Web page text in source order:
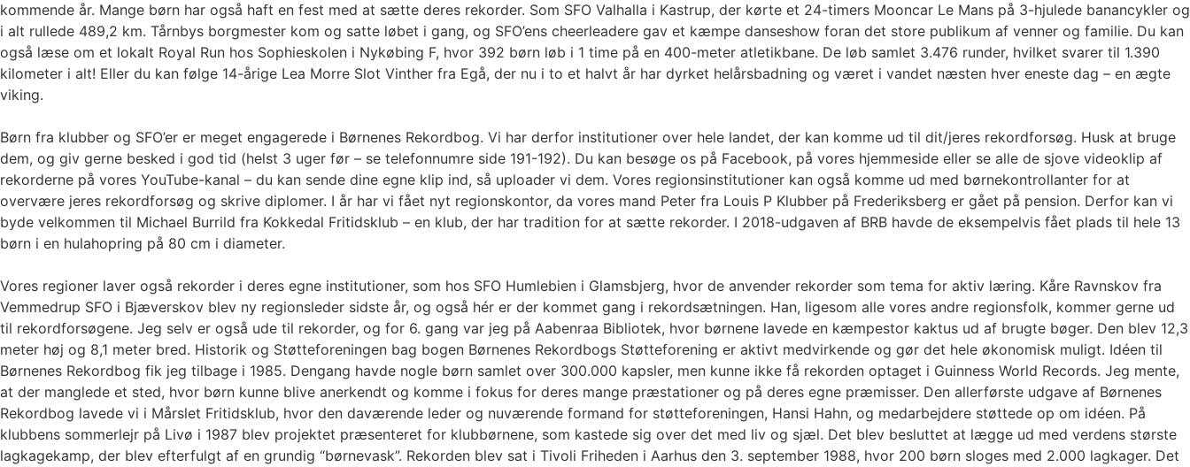
kommende år. Mange børn har også haft en fest med at sætte deres rekorder. Som SFO Valhalla i Kastrup, der kørte et 24-timers Mooncar Le Mans på 3-hjulede banancykler og
i alt rullede 489,2 km. Tårnbys borgmester kom og satte løbet i gang, og SFO’ens cheerleadere gav et kæmpe danseshow foran det store publikum af venner og familie. Du kan
også læse om et lokalt Royal Run hos Sophieskolen i Nykøbing F, hvor 392 børn løb i 1 time på en 400-meter atletikbane. De løb samlet 3.476 runder, hvilket svarer til 1.390
kilometer i alt! Eller du kan følge 14-årige Lea Morre Slot Vinther fra Egå, der nu i to et halvt år har dyrket helårsbadning og været i vandet næsten hver eneste dag – en ægte
viking.
Børn fra klubber og SFO’er er meget engagerede i Børnenes Rekordbog. Vi har derfor institutioner over hele landet, der kan komme ud til dit/jeres rekordforsøg. Husk at bruge
dem, og giv gerne besked i god tid (helst 3 uger før – se telefonnumre side 191-192). Du kan besøge os på Facebook, på vores hjemmeside eller se alle de sjove videoklip af
rekorderne på vores YouTube-kanal – du kan sende dine egne klip ind, så uploader vi dem. Vores regionsinstitutioner kan også komme ud med børnekontrollanter for at
overvære jeres rekordforsøg og skrive diplomer. I år har vi fået nyt regionskontor, da vores mand Peter fra Louis P Klubber på Frederiksberg er gået på pension. Derfor kan vi
byde velkommen til Michael Burrild fra Kokkedal Fritidsklub – en klub, der har tradition for at sætte rekorder. I 2018-udgaven af BRB havde de eksempelvis fået plads til hele 13
børn i en hulahopring på 80 cm i diameter.
Vores regioner laver også rekorder i deres egne institutioner, som hos SFO Humlebien i Glamsbjerg, hvor de anvender rekorder som tema for aktiv læring. Kåre Ravnskov fra
Vemmedrup SFO i Bjæverskov blev ny regionsleder sidste år, og også hér er der kommet gang i rekordsætningen. Han, ligesom alle vores andre regionsfolk, kommer gerne ud
til rekordforsøgene. Jeg selv er også ude til rekorder, og for 6. gang var jeg på Aabenraa Bibliotek, hvor børnene lavede en kæmpestor kaktus ud af brugte bøger. Den blev 12,3
meter høj og 8,1 meter bred. Historik og Støtteforeningen bag bogen Børnenes Rekordbogs Støtteforening er aktivt medvirkende og gør det hele økonomisk muligt. Idéen til
Børnenes Rekordbog fik jeg tilbage i 1985. Dengang havde nogle børn samlet over 300.000 kapsler, men kunne ikke få rekorden optaget i Guinness World Records. Jeg mente,
at der manglede et sted, hvor børn kunne blive anerkendt og komme i fokus for deres mange præstationer og på deres egne præmisser. Den allerførste udgave af Børnenes
Rekordbog lavede vi i Mårslet Fritidsklub, hvor den daværende leder og nuværende formand for støtteforeningen, Hansi Hahn, og medarbejdere støttede op om idéen. På
klubbens sommerlejr på Livø i 1987 blev projektet præsenteret for klubbørnene, som kastede sig over det med liv og sjæl. Det blev besluttet at lægge ud med verdens største
lagkagekamp, der blev efterfulgt af en grundig “børnevask”. Rekorden blev sat i Tivoli Friheden i Aarhus den 3. september 1988, hvor 200 børn sloges med 2.000 lagkager. Det